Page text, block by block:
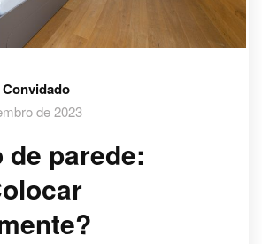
de 2023
parede: